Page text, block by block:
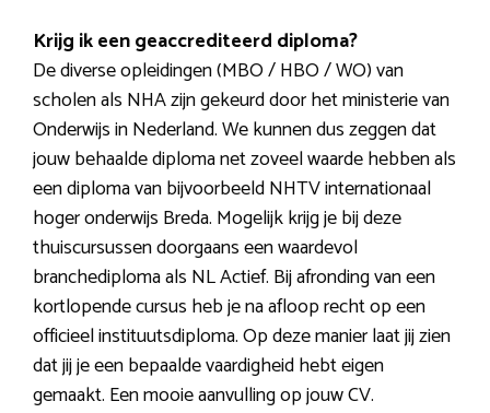
Krijg ik een geaccrediteerd diploma?
De diverse opleidingen (MBO / HBO / WO) van
scholen als NHA zijn gekeurd door het ministerie van
Onderwijs in Nederland. We kunnen dus zeggen dat
jouw behaalde diploma net zoveel waarde hebben als
een diploma van bijvoorbeeld NHTV internationaal
hoger onderwijs Breda. Mogelijk krijg je bij deze
thuiscursussen doorgaans een waardevol
branchediploma als NL Actief. Bij afronding van een
kortlopende cursus heb je na afloop recht op een
officieel instituutsdiploma. Op deze manier laat jij zien
dat jij je een bepaalde vaardigheid hebt eigen
gemaakt. Een mooie aanvulling op jouw CV.